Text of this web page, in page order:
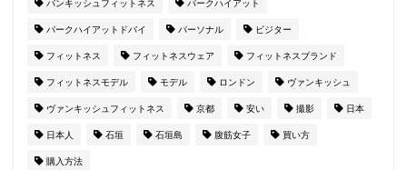
バンキッシュフィットネス パークハイアット
パークハイアットドバイ パーソナル ビジター
フィットネス フィットネスウェア フィットネスブランド
フィットネスモデル モデル ロンドン ヴァンキッシュ
ヴァンキッシュフィットネス 京都 安い 撮影 日本
日本人 石垣 石垣島 腹筋女子 買い方
購入方法